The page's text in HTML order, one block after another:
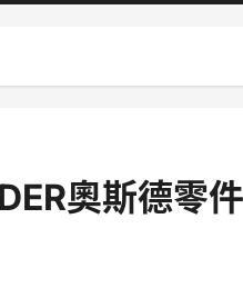
奧斯德零件